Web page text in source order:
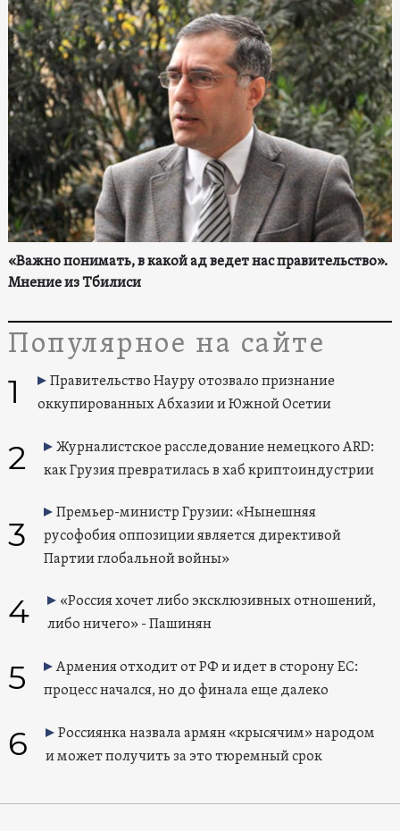
«Важно понимать, в какой ад ведет нас правительство».
Мнение из Тбилиси
Популярное на сайте
1
Правительство Науру отозвало признание
оккупированных Абхазии и Южной Осетии
2
Журналистское расследование немецкого ARD:
как Грузия превратилась в хаб криптоиндустрии
3
Премьер-министр Грузии: «Нынешняя
русофобия оппозиции является директивой
Партии глобальной войны»
4
«Россия хочет либо эксклюзивных отношений,
либо ничего» - Пашинян
5
Армения отходит от РФ и идет в сторону ЕС:
процесс начался, но до финала еще далеко
6
Россиянка назвала армян «крысячим» народом
и может получить за это тюремный срок